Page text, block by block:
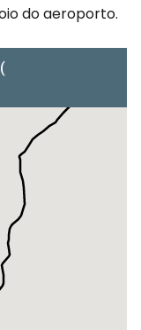
do aeroporto.